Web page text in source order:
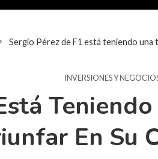
Sergio Pérez de F1 está teniendo una
INVERSIONES Y
En Su